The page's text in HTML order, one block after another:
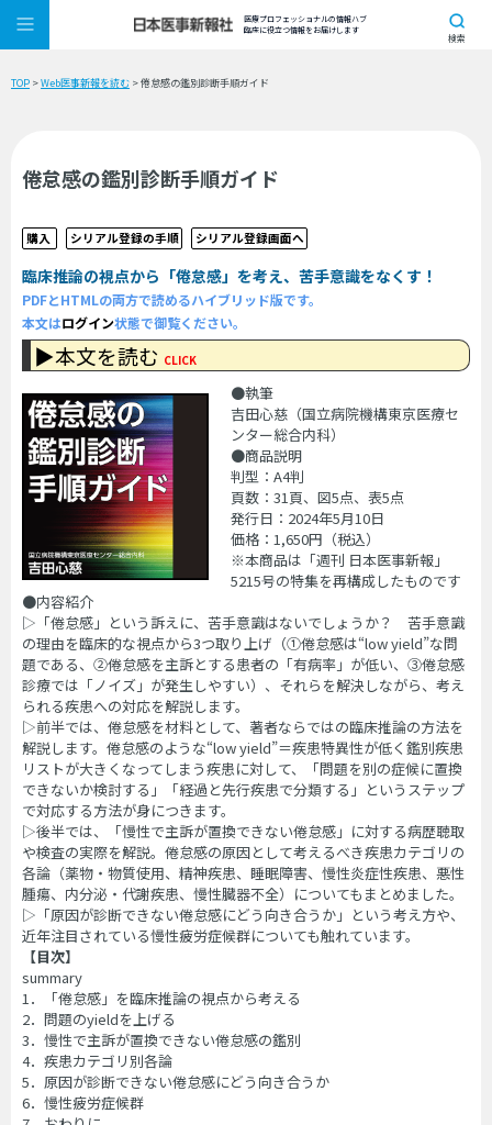
医療プロフェッショナルの情報ハブ
臨床に役立つ情報をお届けします
検索
TOP >Web医事新報を読む > 倦怠感の鑑別診断手順ガイド
倦怠感の鑑別診断手順ガイド
購入 シリアル登録の手順 シリアル登録画面へ
臨床推論の視点から「倦怠感」を考え、苦手意識をなくす！
PDFとHTMLの両方で読めるハイブリッド版です。
本文はログイン状態で御覧ください。
▶本文を読む CLICK
●執筆
吉田心慈（国立病院機構東京医療セ
ンター総合内科）
●商品説明
判型：A4判
頁数：31頁、図5点、表5点
発行日：2024年5月10日
価格：1,650円（税込）
※本商品は「週刊 日本医事新報」
5215号の特集を再構成したものです
●内容紹介
▷「倦怠感」という訴えに、苦手意識はないでしょうか？ 苦手意識
の理由を臨床的な視点から3つ取り上げ（①倦怠感は“low yield”な問
題である、②倦怠感を主訴とする患者の「有病率」が低い、③倦怠感
診療では「ノイズ」が発生しやすい）、それらを解決しながら、考え
られる疾患への対応を解説します。
▷前半では、倦怠感を材料として、著者ならではの臨床推論の方法を
解説します。倦怠感のような“low yield”＝疾患特異性が低く鑑別疾患
リストが大きくなってしまう疾患に対して、「問題を別の症候に置換
できないか検討する」「経過と先行疾患で分類する」というステップ
で対応する方法が身につきます。
▷後半では、「慢性で主訴が置換できない倦怠感」に対する病歴聴取
や検査の実際を解説。倦怠感の原因として考えるべき疾患カテゴリの
各論（薬物・物質使用、精神疾患、睡眠障害、慢性炎症性疾患、悪性
腫瘍、内分泌・代謝疾患、慢性臓器不全）についてもまとめました。
▷「原因が診断できない倦怠感にどう向き合うか」という考え方や、
近年注目されている慢性疲労症候群についても触れています。
【目次】
summary
1．「倦怠感」を臨床推論の視点から考える
2．問題のyieldを上げる
3．慢性で主訴が置換できない倦怠感の鑑別
4．疾患カテゴリ別各論
5．原因が診断できない倦怠感にどう向き合うか
6．慢性疲労症候群